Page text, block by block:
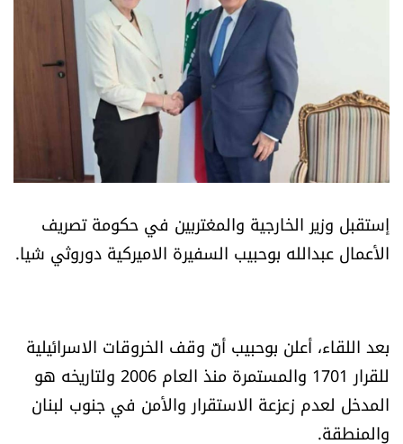
متفرقات
نداء القرّاء
كتّابنا
آراء
اقتصاد
إستقبل وزير الخارجية والمغتربين في حكومة تصريف
الأعمال عبدالله بوحبيب السفيرة الاميركية دوروثي شيا.
بعد اللقاء، أعلن بوحبيب أنّ وقف الخروقات الاسرائيلية
للقرار 1701 والمستمرة منذ العام 2006 ولتاريخه هو
المدخل لعدم زعزعة الاستقرار والأمن في جنوب لبنان
والمنطقة.